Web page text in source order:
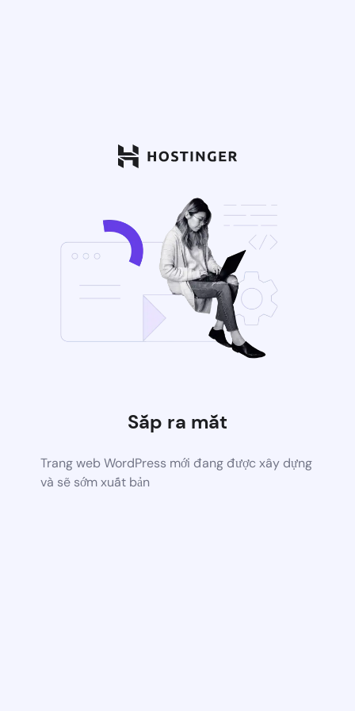
Sắp ra mắt
Trang web WordPress mới đang được xây dựng
và sẽ sớm xuất bản